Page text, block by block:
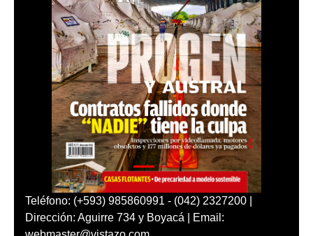
Teléfono: (+593) 985860991 - (042) 2327200 |
Dirección: Aguirre 734 y Boyacá | Email: